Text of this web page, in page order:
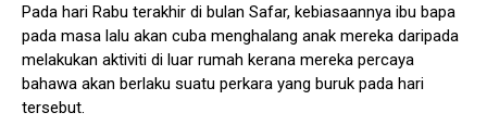
Pada hari Rabu terakhir di bulan Safar, kebiasaannya ibu bapa
pada masa lalu akan cuba menghalang anak mereka daripada
melakukan aktiviti di luar rumah kerana mereka percaya
bahawa akan berlaku suatu perkara yang buruk pada hari
tersebut.